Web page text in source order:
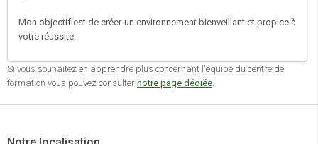
Mon objectif est de créer un environnement bienveillant et propice à
votre réussite.
Si vous souhaitez en apprendre plus concernant l'équipe du centre de
formation vous pouvez consulter notre page dédiée.